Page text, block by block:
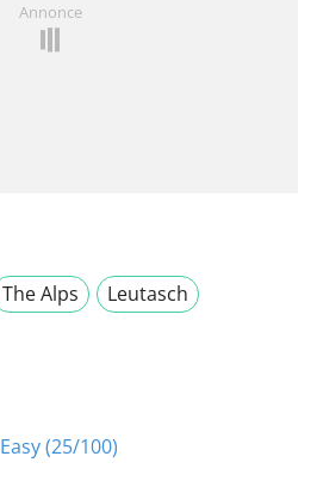
Annonce
The Alps
Leutasch
Easy (25/100)